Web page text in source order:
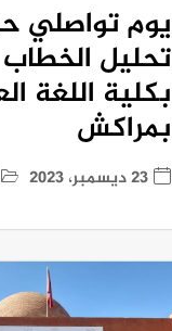
يوم تواصلي
تحليل الخطاب
بكلية اللغة
بمراكش
23 ديسمبر، 2023